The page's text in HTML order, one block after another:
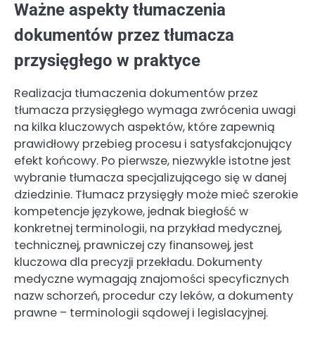
Ważne aspekty tłumaczenia
dokumentów przez tłumacza
przysięgłego w praktyce
Realizacja tłumaczenia dokumentów przez
tłumacza przysięgłego wymaga zwrócenia uwagi
na kilka kluczowych aspektów, które zapewnią
prawidłowy przebieg procesu i satysfakcjonujący
efekt końcowy. Po pierwsze, niezwykle istotne jest
wybranie tłumacza specjalizującego się w danej
dziedzinie. Tłumacz przysięgły może mieć szerokie
kompetencje językowe, jednak biegłość w
konkretnej terminologii, na przykład medycznej,
technicznej, prawniczej czy finansowej, jest
kluczowa dla precyzji przekładu. Dokumenty
medyczne wymagają znajomości specyficznych
nazw schorzeń, procedur czy leków, a dokumenty
prawne – terminologii sądowej i legislacyjnej.